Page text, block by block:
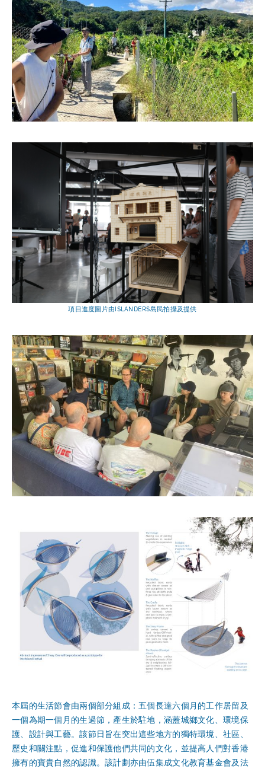
項目進度圖片由ISLANDERS島民拍攝及提供
本屆的生活節會由兩個部分組成：五個長達六個月的工作居留及
一個為期一個月的生過節，產生於駐地，涵蓋城鄉文化、環境保
護、設計與工藝。該節日旨在突出這些地方的獨特環境、社區、
歷史和關注點，促進和保護他們共同的文化，並提高人們對香港
擁有的寶貴自然的認識。該計劃亦由伍集成文化教育基金會及法